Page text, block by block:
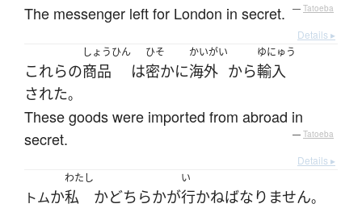
The messenger left for London in secret. — Tatoeba
Details ▸
これらの
しょうひん
商品 は
ひそ
密かに
かいがい
海外 から
ゆにゅう
輸入
された。
These goods were imported from abroad in
secret.
— Tatoeba
Details ▸
トムか
わたし
私 かどちらかが
い
行かねばなりません。